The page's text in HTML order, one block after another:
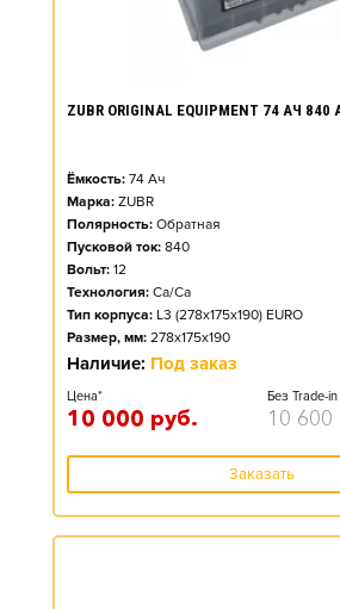
ZUBR ORIGINAL EQUIPMENT 74 АЧ
Ёмкость: 74 Ач
Марка: ZUBR
Полярность: Обратная
Пусковой ток: 840
Вольт: 12
Технология: Ca/Ca
Тип корпуса: L3 (278x175x190) EURO
Размер, мм: 278x175x190
Наличие: Под заказ
Цена*
10 000 руб.
Без Trade-in
10 600
Заказать